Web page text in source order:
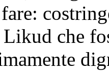
che